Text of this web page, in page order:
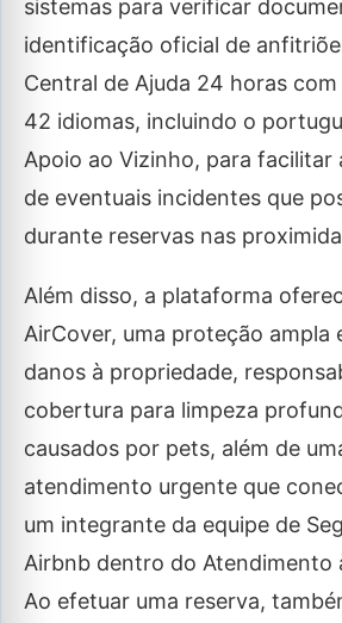
sistemas para verificar
identificação oficial de
Central de Ajuda 24 horas
42 idiomas, incluindo o
Apoio ao Vizinho, para facilitar
de eventuais incidentes que
durante reservas nas
Além disso, a plataforma
AirCover, uma proteção ampla
danos à propriedade,
cobertura para limpeza
causados por pets, além de
atendimento urgente que
um integrante da equipe de
Airbnb dentro do Atendimento
Ao efetuar uma reserva,